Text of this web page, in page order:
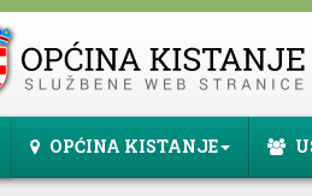
OPĆINA KISTANJE